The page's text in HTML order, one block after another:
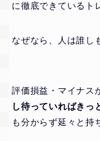
に徹底できているト
なぜなら、人は誰し
評価損益・マイナス
し待っていればきっ
も分からず延々と持